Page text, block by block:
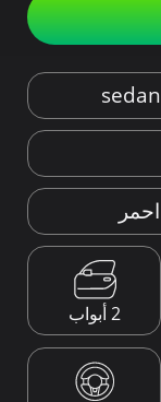
sedan
احمر
2 أبواب